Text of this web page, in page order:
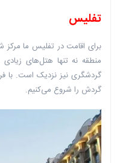
تفلیس
برای اقامت در تفلیس ما مرکز
منطقه نه تنها هتل‌های زیادی
گردشگری نیز نزدیک است. با
گردش را شروع می‌کنیم.